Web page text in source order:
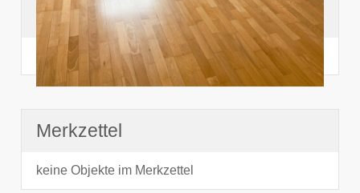
Suchhistorie
noch nichts angesehen
Merkzettel
keine Objekte im Merkzettel